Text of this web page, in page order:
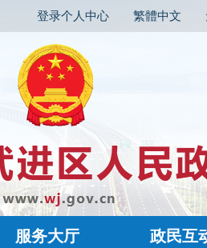
登录个人中心 繁體中文
服务大厅 政民互